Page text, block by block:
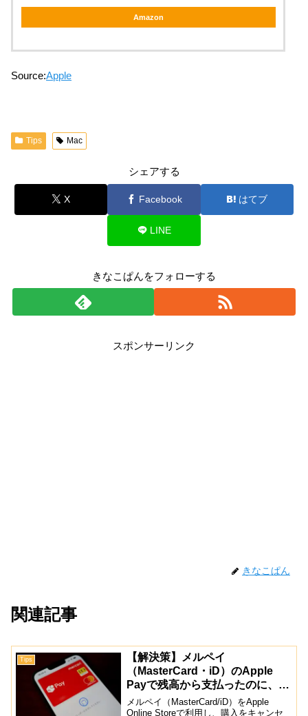
Amazon
Source:Apple
Tips Mac
シェアする
X Facebook はてブ
LINE
きなこぱんをフォローする
スポンサーリンク
きなこぱん
関連記事
Tips
【解決策】メルペイ
（MasterCard・iD）のApple
Payで残高から支払ったのに、ポ
イントで返金されてしまった：出
金不可に！
メルペイ（MasterCard/iD）をApple
Online Storeで利用し、購入をキャンセ